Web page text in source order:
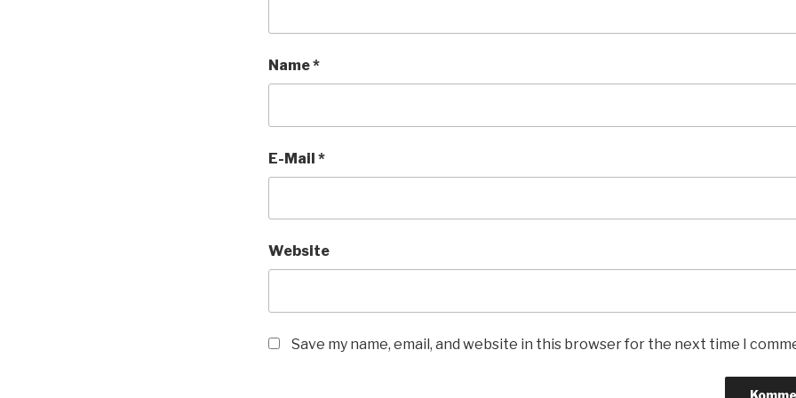
Name*
E-Mail *
Website
Save my name, email, and website in this browser for the next time I